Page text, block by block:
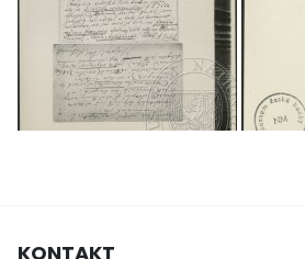
KONTAKT